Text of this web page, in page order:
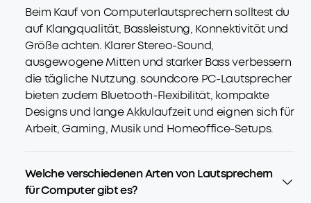
Beim Kauf von Computerlautsprechern solltest du
auf Klangqualität, Bassleistung, Konnektivität und
Größe achten. Klarer Stereo-Sound,
ausgewogene Mitten und starker Bass verbessern
die tägliche Nutzung. soundcore PC-Lautsprecher
bieten zudem Bluetooth-Flexibilität, kompakte
Designs und lange Akkulaufzeit und eignen sich für
Arbeit, Gaming, Musik und Homeoffice-Setups.
Welche verschiedenen Arten von Lautsprechern
für Computer gibt es?